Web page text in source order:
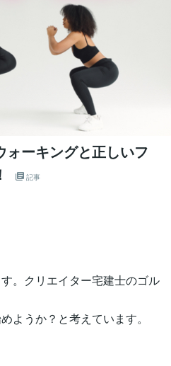
ォーキングと正しいフ
記事
。クリエイター宅建士のゴル
ようか？と考えています。